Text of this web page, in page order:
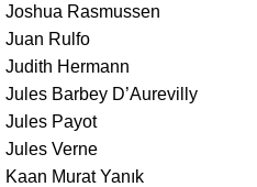
Joshua Rasmussen
Juan Rulfo
Judith Hermann
Jules Barbey D’Aurevilly
Jules Payot
Jules Verne
Kaan Murat Yanık